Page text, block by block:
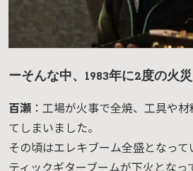
ーそんな中、1983年に2度の火
百瀬 ：工場が火事で全焼、工具や
てしまいました。
その頃はエレキブーム全盛となっ
ティックギターブームが下火となっ